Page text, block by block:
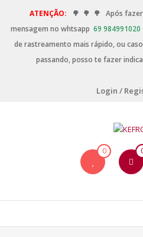
ATENÇÃO: 🌳 🌳 🌳 Após
mensagem no whtsapp 69 984991020
de rastreamento mais rápido, ou
passando, posso te fazer
Login /
0